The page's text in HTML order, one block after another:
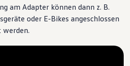
am Adapter können dann z. B.
oder E-Bikes angeschlossen